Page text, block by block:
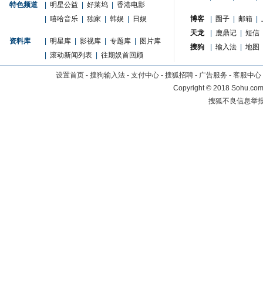
特色频道 明星公益 好莱坞
香港电影
嘻哈音乐 独家 韩娱 日娱
资料库 明星库 影视库 专题库
图片库
滚动新闻列表 往期娱首回顾
博客 圈子 邮箱
天龙
鹿鼎记
短信
搜狗
输入法 地图
设置首页 - 搜狗输入法 - 支付中心 - 搜狐招聘 - 广告服务 - 客服中心
Copyright©2018
搜狐不良信息举